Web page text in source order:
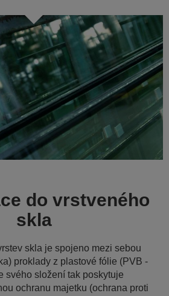
do vrstveného
skla
skla je spojeno mezi sebou
proklady z plastové fólie (PVB -
svého složení tak poskytuje
ochranu majetku (ochrana proti